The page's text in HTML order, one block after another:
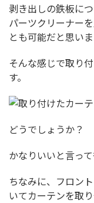
剥き出しの鉄板に
パーツクリーナー
とも可能だと思いま
そんな感じで取り
す。
どうでしょうか？
かなりいいと言っ
ちなみに、フロン
いてカーテンを取り